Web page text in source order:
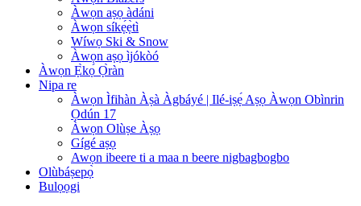
Àwọn aṣọ àdáni
Àwọn síkẹ́ẹ̀tì
Wíwọ Ski & Snow
Àwọn aṣọ ìjókòó
Àwọn Ẹ̀kọ́ Ọ̀ràn
Nipa re
Àwọn Ìfihàn Àṣà Àgbáyé | Ilé-iṣẹ́ Aṣọ Àwọn Obìnrin
Ọdún 17
Àwọn Olùṣe Àṣọ
Gígé aṣọ
Awọn ibeere ti a maa n beere nigbagbogbo
Olùbáṣepọ̀
Bulọọgi